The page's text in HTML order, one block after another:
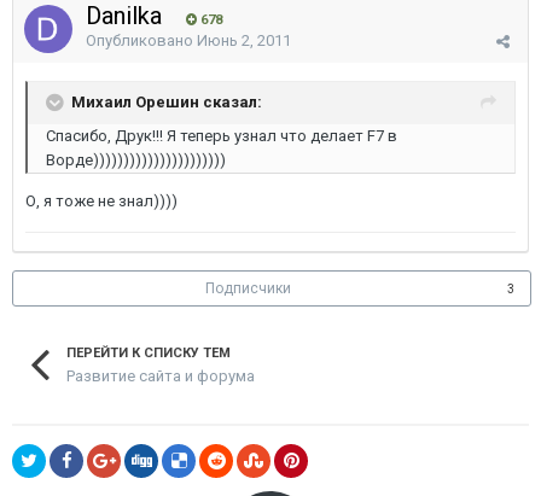
Danilka 678
Опубликовано Июнь 2, 2011
Михаил Орешин сказал:
Спасибо, Друк!!! Я теперь узнал что делает F7 в
Ворде))))))))))))))))))))))
О, я тоже не знал))))
Подписчики 3
ПЕРЕЙТИ К СПИСКУ ТЕМ
Развитие сайта и форума